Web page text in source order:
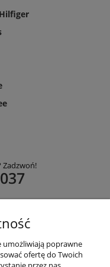
Zadzwoń!
umożliwiają poprawne
ofertę do Twoich